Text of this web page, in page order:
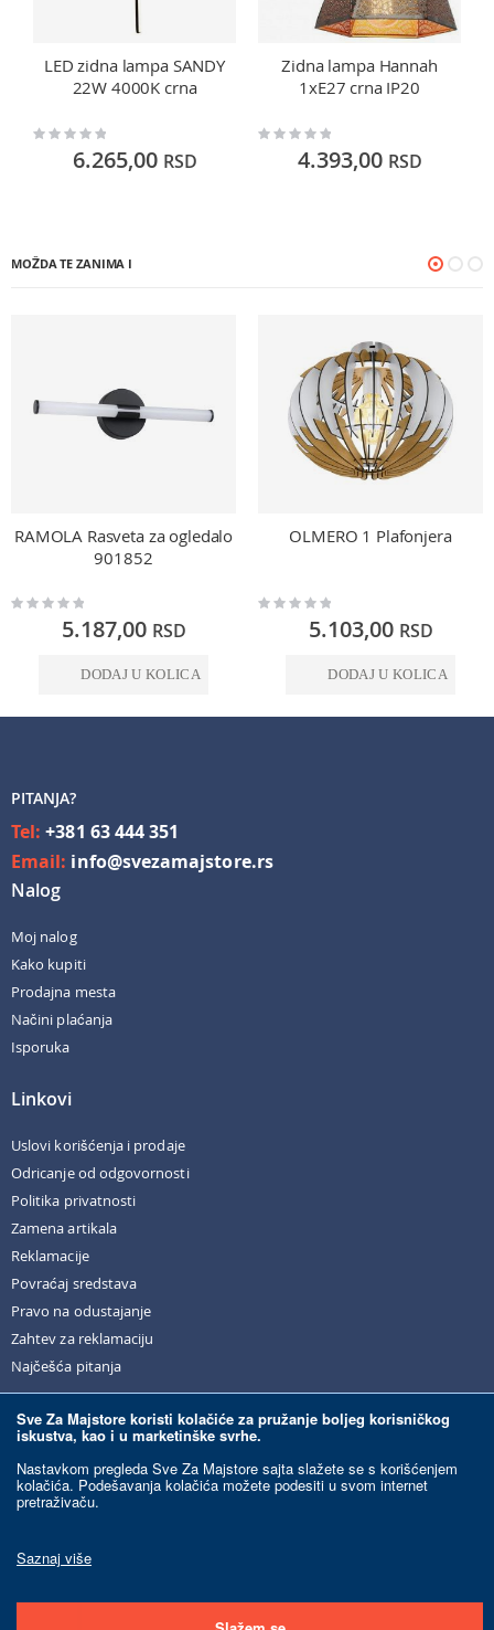
Sve Za Majstore koristi kolačiće za pružanje boljeg korisničkog
iskustva, kao i u marketinške svrhe.
Nastavkom pregleda Sve Za Majstore sajta slažete se s korišćenjem
kolačića. Podešavanja kolačića možete podesiti u svom internet
pretraživaču.
Saznaj više
LED zidna lampa SANDY
22W 4000K crna
Rating:
6.265,00 RSD
Zidna lampa Hannah
1xE27 crna IP20
Rating:
4.393,00 RSD
MOŽDA TE ZANIMA I
RAMOLA Rasveta za ogledalo
901852
Rating:
5.187,00 RSD
DODAJ U KOLICA
OLMERO 1 Plafonjera
Rating:
5.103,00 RSD
DODAJ U KOLICA
PITANJA?
Tel:+381 63 444 351
Email: info@svezamajstore.rs
Nalog
Moj nalog
Kako kupiti
Prodajna mesta
Načini plaćanja
Isporuka
Linkovi
Uslovi korišćenja i prodaje
Odricanje od odgovornosti
Politika privatnosti
Zamena artikala
Reklamacije
Povraćaj sredstava
Pravo na odustajanje
Zahtev za reklamaciju
Najčešća pitanja
Razvoj sajta:
Uslovi korišćenja
© Sve Za Majstore. 2026. Sva prava zadržana.